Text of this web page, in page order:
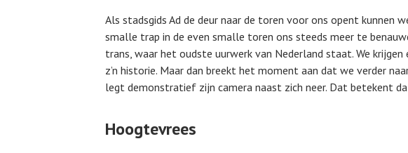
Als stadsgids Ad de deur naar de toren voor ons opent kunnen
smalle trap in de even smalle toren ons steeds meer te
trans, waar het oudste uurwerk van Nederland staat. We
z’n historie. Maar dan breekt het moment aan dat we verder
legt demonstratief zijn camera naast zich neer. Dat betekent
Hoogtevrees